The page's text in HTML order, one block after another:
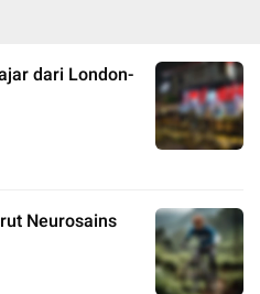
dari London-
Neurosains